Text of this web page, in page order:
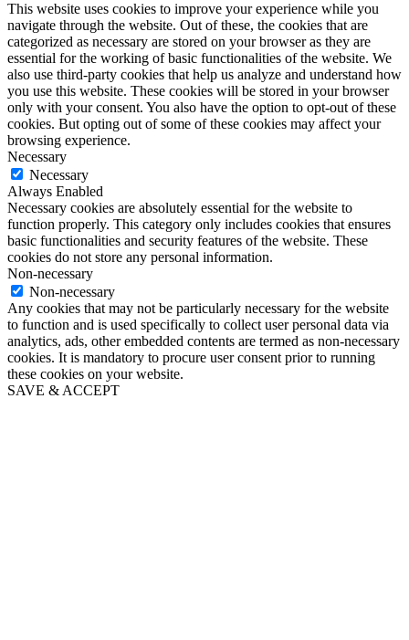
This website uses cookies to improve your experience while you
navigate through the website. Out of these, the cookies that are
categorized as necessary are stored on your browser as they are
essential for the working of basic functionalities of the website. We
also use third-party cookies that help us analyze and understand how
you use this website. These cookies will be stored in your browser
only with your consent. You also have the option to opt-out of these
cookies. But opting out of some of these cookies may affect your
browsing experience.
Necessary
Necessary
Always Enabled
Necessary cookies are absolutely essential for the website to
function properly. This category only includes cookies that ensures
basic functionalities and security features of the website. These
cookies do not store any personal information.
Non-necessary
Non-necessary
Any cookies that may not be particularly necessary for the website
to function and is used specifically to collect user personal data via
analytics, ads, other embedded contents are termed as non-necessary
cookies. It is mandatory to procure user consent prior to running
these cookies on your website.
SAVE & ACCEPT